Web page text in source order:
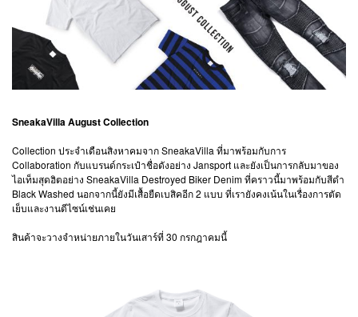
SneakaVilla August Collection
Collection ประจำเดือนสิงหาคมจาก SneakaVilla ที่มาพร้อมกับการ
Collaboration กับแบรนด์กระเป๋าชื่อดังอย่าง Jansport และยังเป็นการกลับมาของ
ไอเท็มสุดฮิตอย่าง SneakaVilla Destroyed Biker Denim ที่คราวนี้มาพร้อมกับสีดำ
Black Washed นอกจากนี้ยังมีเสื้อยืดเบสิคอีก 2 แบบ ที่เรายังคงเน้นในเรื่องการตัด
เย็บและงานดีไซน์เช่นเคย
สินค้าจะวางจำหน่ายภายในวันเสาร์ที่ 30 กรกฎาคมนี้